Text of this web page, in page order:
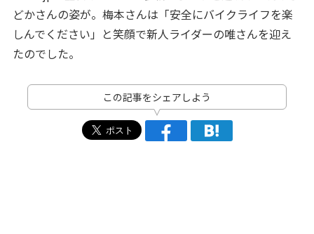
どかさんの姿が。梅本さんは「安全にバイクライフを楽
しんでください」と笑顔で新人ライダーの唯さんを迎え
たのでした。
この記事をシェアしよう